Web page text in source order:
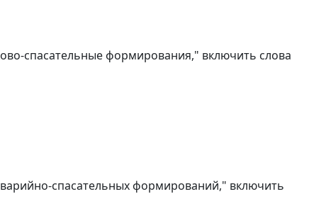
спасательные формирования," включить слова
спасательных формирований," включить